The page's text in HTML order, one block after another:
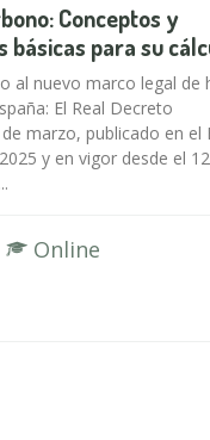
Conceptos y
para su
al nuevo marco legal de
El Real Decreto
marzo, publicado en el
y en vigor desde el
Online